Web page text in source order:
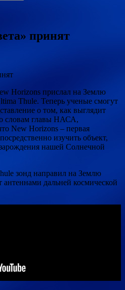
принят
Horizons прислал на Землю
Thule. Теперь ученые смогут
о том, как выглядит
словам главы НАСА,
New Horizons – первая
изучить объект,
нашей Солнечной
зонд направил на Землю
дальней космической